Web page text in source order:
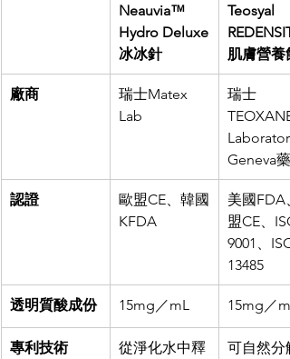
Neauvia™
Hydro Deluxe
冰冰針
Teosyal
肌膚營養
廠商
瑞士Matex
Lab
瑞士
Geneva藥
認證
歐盟CE、韓國
KFDA
美國FDA
盟CE、
9001、
13485
透明質酸成份 15mg／mL 15mg／mL
專利技術
從淨化水中釋
可自然分